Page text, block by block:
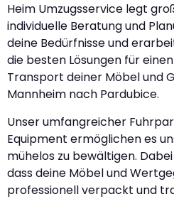
Heim Umzugsservice legt
individuelle Beratung und
deine Bedürfnisse und
die besten Lösungen für
Transport deiner Möbel und
Mannheim nach Pardubice.
Unser umfangreicher
Equipment ermöglichen es
mühelos zu bewältigen.
dass deine Möbel und
professionell verpackt und